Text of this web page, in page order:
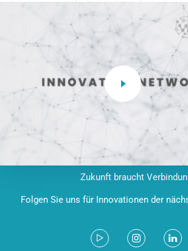
Zukunft braucht
Folgen Sie uns für Innovationen der